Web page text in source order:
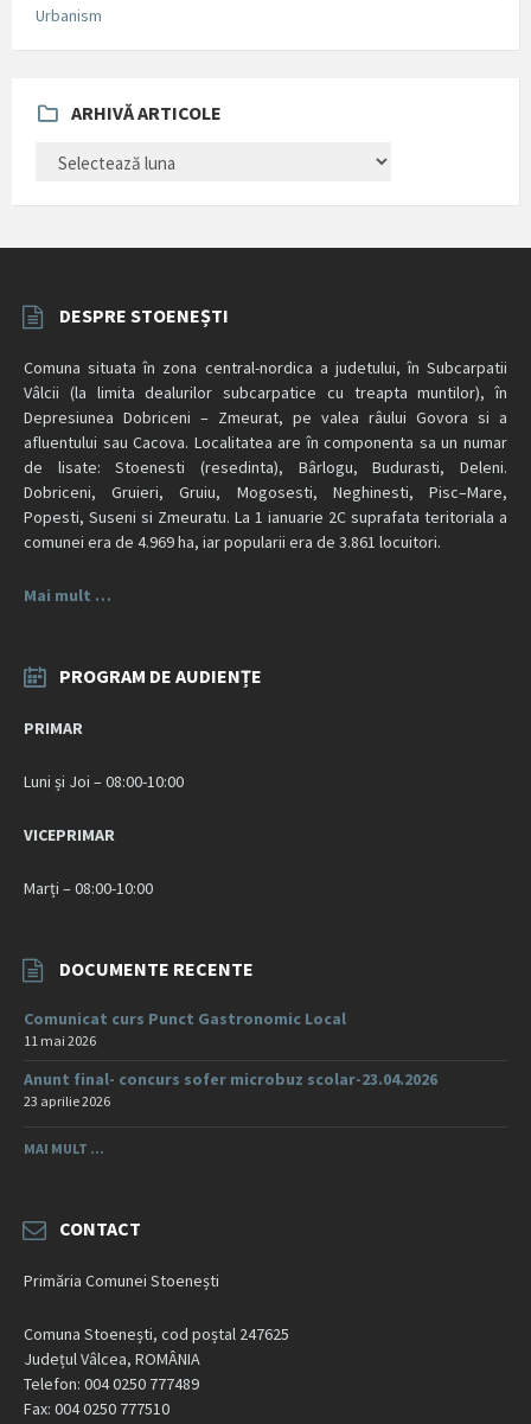
Urbanism
ARHIVĂ ARTICOLE
ARTICOLE
DESPRE STOENEȘTI
Comuna situata în zona central-nordica a judetului, în Subcarpatii
Vâlcii (la limita dealurilor subcarpatice cu treapta muntilor), în
Depresiunea Dobriceni – Zmeurat, pe valea râului Govora si a
afluentului sau Cacova. Localitatea are în componenta sa un numar
de lisate: Stoenesti (resedinta), Bârlogu, Budurasti, Deleni.
Dobriceni, Gruieri, Gruiu, Mogosesti, Neghinesti, Pisc–Mare,
Popesti, Suseni si Zmeuratu. La 1 ianuarie 2C suprafata teritoriala a
comunei era de 4.969 ha, iar popularii era de 3.861 locuitori.
Mai mult …
PROGRAM DE AUDIENȚE
PRIMAR
Luni și Joi – 08:00-10:00
VICEPRIMAR
Marți – 08:00-10:00
DOCUMENTE RECENTE
Comunicat curs Punct Gastronomic Local
11 mai 2026
Anunt final- concurs sofer microbuz scolar-23.04.2026
23 aprilie 2026
MAI MULT ...
CONTACT
Primăria Comunei Stoenești
Comuna Stoenești, cod poștal 247625
Județul Vâlcea, ROMÂNIA
Telefon: 004 0250 777489
Fax: 004 0250 777510